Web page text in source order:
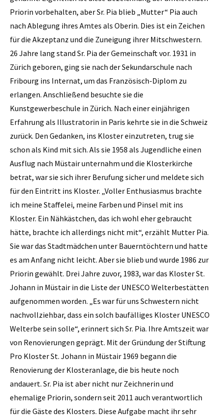
Priorin vorbehalten, aber Sr. Pia blieb „Mutter“ Pia auch
nach Ablegung ihres Amtes als Oberin. Dies ist ein Zeichen
für die Akzeptanz und die Zuneigung ihrer Mitschwestern.
26 Jahre lang stand Sr. Pia der Gemeinschaft vor. 1931 in
Zürich geboren, ging sie nach der Sekundarschule nach
Fribourg ins Internat, um das Französisch-Diplom zu
erlangen. Anschließend besuchte sie die
Kunstgewerbeschule in Zürich. Nach einer einjährigen
Erfahrung als Illustratorin in Paris kehrte sie in die Schweiz
zurück. Den Gedanken, ins Kloster einzutreten, trug sie
schon als Kind mit sich. Als sie 1958 als Jugendliche einen
Ausflug nach Müstair unternahm und die Klosterkirche
betrat, war sie sich ihrer Berufung sicher und meldete sich
für den Eintritt ins Kloster. „Voller Enthusiasmus brachte
ich meine Staffelei, meine Farben und Pinsel mit ins
Kloster. Ein Nähkästchen, das ich wohl eher gebraucht
hätte, brachte ich allerdings nicht mit“, erzählt Mutter Pia.
Sie war das Stadtmädchen unter Bauerntöchtern und hatte
es am Anfang nicht leicht. Aber sie blieb und wurde 1986 zur
Priorin gewählt. Drei Jahre zuvor, 1983, war das Kloster St.
Johann in Müstair in die Liste der UNESCO Welterbestätten
aufgenommen worden. „Es war für uns Schwestern nicht
nachvollziehbar, dass ein solch baufälliges Kloster UNESCO
Welterbe sein solle“, erinnert sich Sr. Pia. Ihre Amtszeit war
von Renovierungen geprägt. Mit der Gründung der Stiftung
Pro Kloster St. Johann in Müstair 1969 begann die
Renovierung der Klosteranlage, die bis heute noch
andauert. Sr. Pia ist aber nicht nur Zeichnerin und
ehemalige Priorin, sondern seit 2011 auch verantwortlich
für die Gäste des Klosters. Diese Aufgabe macht ihr sehr